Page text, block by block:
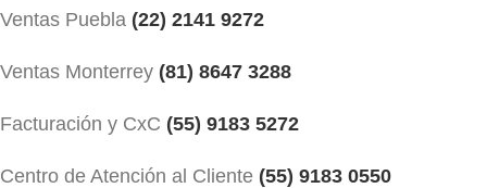
Ventas Puebla (22) 2141 9272
Ventas Monterrey (81) 8647 3288
Facturación y CxC (55) 9183 5272
Centro de Atención al Cliente (55) 9183 0550